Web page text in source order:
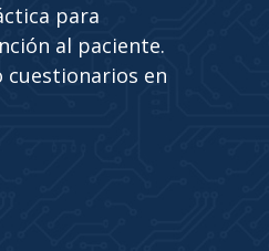
para
al paciente.
cuestionarios en